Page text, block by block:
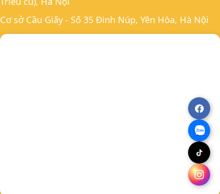
Cơ sở Cầu Giấy - Số 35 Đinh Núp, Yên Hòa, Hà Nội